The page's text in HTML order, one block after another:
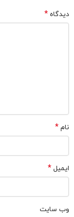
دیدگاه *
نام *
ایمیل *
وب‌ سایت